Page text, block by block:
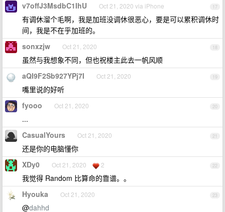
17
v7offJ3MsdbC1IhU Oct 21, 2020 via iPhone
有调休溜个毛啊，我是加班没调休很恶心，要是可以累积调休时
间，我是不在乎加班的。
18
sonxzjw Oct 21, 2020
虽然与我想象不同，但也祝楼主此去一帆风顺
19
aQI9F2Sb927YPj7I Oct 21, 2020
嘴里说的好听
20
fyooo Oct 21, 2020
...
21
CasualYours Oct 21, 2020
还是你的电脑懂你
22
XDy0 Oct 21, 2020 2
我觉得 Random 比算命的靠谱。。
23
Hyouka Oct 21, 2020
@dahhd